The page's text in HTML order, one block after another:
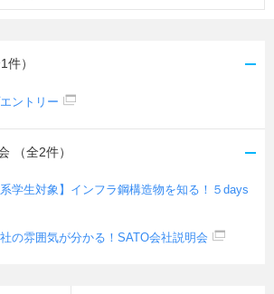
件）
ントリー
（全2件）
学生対象】インフラ鋼構造物を知る！５days
社の雰囲気が分かる！SATO会社説明会